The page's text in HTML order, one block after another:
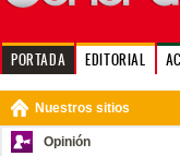
PORTADA EDITORIAL
Nuestros sitios
Opinión